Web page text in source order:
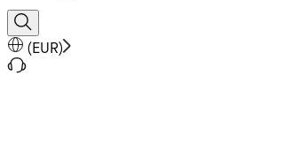
(EUR)